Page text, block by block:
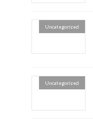
Uncategorized
Uncategorized